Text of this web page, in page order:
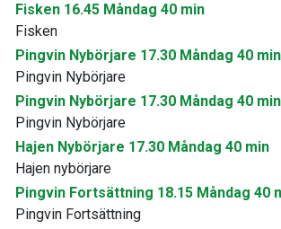
Fisken 16.45 Måndag 40 min
Fisken
Pingvin Nybörjare 17.30 Måndag 40 min
Pingvin Nybörjare
Pingvin Nybörjare 17.30 Måndag 40 min
Pingvin Nybörjare
Hajen Nybörjare 17.30 Måndag 40 min
Hajen nybörjare
Pingvin Fortsättning 18.15 Måndag 40
Pingvin Fortsättning